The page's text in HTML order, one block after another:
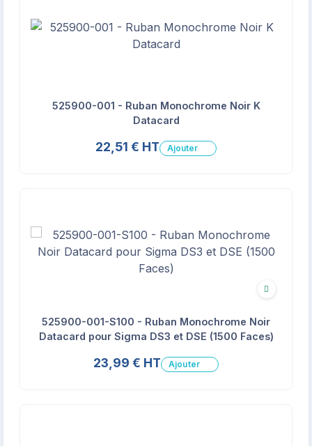
525900-001 - Ruban Monochrome Noir K
Datacard
22,51 € HT Ajouter
Recyclé
525900-001-S100 - Ruban Monochrome Noir
Datacard pour Sigma DS3 et DSE (1500 Faces)
23,99 € HT Ajouter